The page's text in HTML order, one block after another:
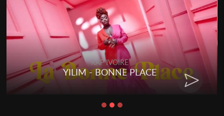
RAP IVOIRE
YILIM - BONNE PLACE